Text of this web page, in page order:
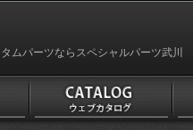
ムパーツならスペシャルパーツ武川